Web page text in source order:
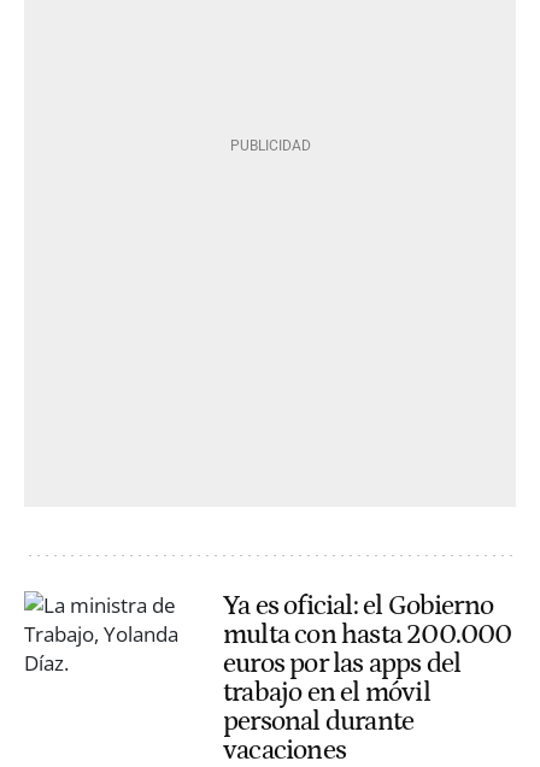
Ya es oficial: el Gobierno
multa con hasta 200.000
euros por las apps del
trabajo en el móvil
personal durante
vacaciones